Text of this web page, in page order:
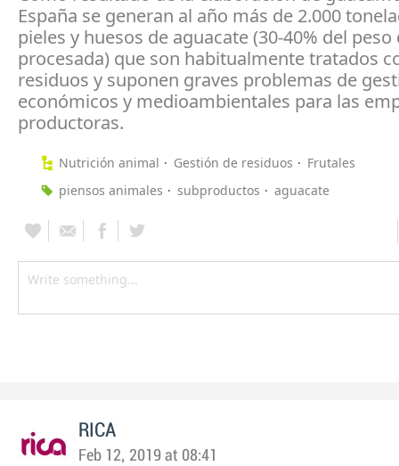
España se generan al año más de 2.000
pieles y huesos de aguacate (30-40% del
procesada) que son habitualmente tratados
residuos y suponen graves problemas de
económicos y medioambientales para las
productoras.
Nutrición animal Gestión de residuos
Frutales
piensos animales
subproductos aguacate
RICA
Feb 12, 2019 at 08:41